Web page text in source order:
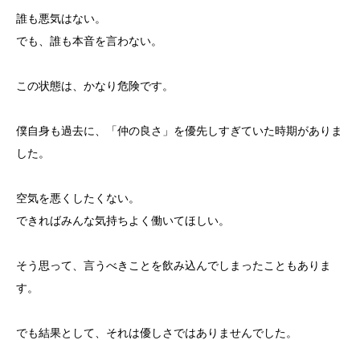
誰も悪気はない。
でも、誰も本音を言わない。
この状態は、かなり危険です。
僕自身も過去に、「仲の良さ」を優先しすぎていた時期がありま
した。
空気を悪くしたくない。
できればみんな気持ちよく働いてほしい。
そう思って、言うべきことを飲み込んでしまったこともありま
す。
でも結果として、それは優しさではありませんでした。